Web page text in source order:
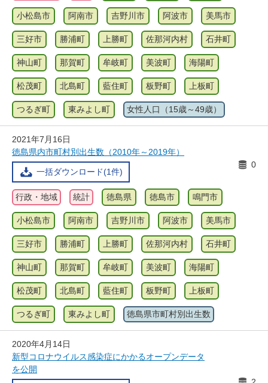
小松島市 阿南市 吉野川市 阿波市 美馬市
三好市 勝浦町 上勝町 佐那河内村 石井町
神山町 那賀町 牟岐町 美波町 海陽町
松茂町 北島町 藍住町 板野町 上板町
つるぎ町 東みよし町 女性人口（15歳～49歳）
2021年7月16日
徳島県内市町村別出生数（2010年～2019年）
一括ダウンロード(1件)
0
行政・地域 統計 徳島県 徳島市 鳴門市
小松島市 阿南市 吉野川市 阿波市 美馬市
三好市 勝浦町 上勝町 佐那河内村 石井町
神山町 那賀町 牟岐町 美波町 海陽町
松茂町 北島町 藍住町 板野町 上板町
つるぎ町 東みよし町 徳島県市町村別出生数
2020年4月14日
新型コロナウイルス感染症にかかるオープンデータ
を公開